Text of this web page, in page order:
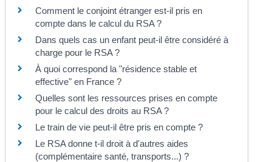
Comment le conjoint étranger est-il pris en
compte dans le calcul du RSA ?
Dans quels cas un enfant peut-il être considéré à
charge pour le RSA ?
À quoi correspond la "résidence stable et
effective" en France ?
Quelles sont les ressources prises en compte
pour le calcul des droits au RSA ?
Le train de vie peut-il être pris en compte ?
Le RSA donne t-il droit à d'autres aides
(complémentaire santé, transports...) ?